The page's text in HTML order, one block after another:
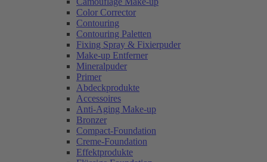
Color Corrector
Contouring
Contouring Paletten
Fixing Spray & Fixierpuder
Make-up Entferner
Mineralpuder
Primer
Abdeckprodukte
Accessoires
Anti-Aging Make-up
Bronzer
Compact-Foundation
Creme-Foundation
Effektprodukte